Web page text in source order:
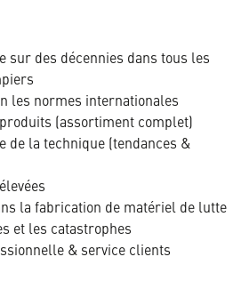
sur des décennies dans tous les
les normes internationales
(assortiment complet)
de la technique (tendances &
la fabrication de matériel de lutte
et les catastrophes
& service clients